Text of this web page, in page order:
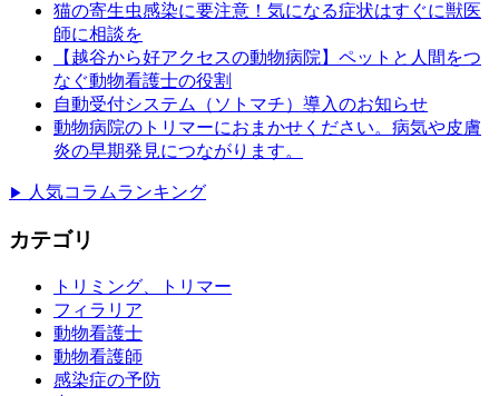
猫の寄生虫感染に要注意！気になる症状はすぐに獣医
師に相談を
【越谷から好アクセスの動物病院】ペットと人間をつ
なぐ動物看護士の役割
自動受付システム（ソトマチ）導入のお知らせ
動物病院のトリマーにおまかせください。病気や皮膚
炎の早期発見につながります。
▶ 人気コラムランキング
カテゴリ
トリミング、トリマー
フィラリア
動物看護士
動物看護師
感染症の予防